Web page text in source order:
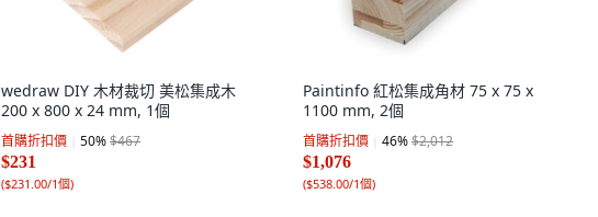
wedraw DIY 木材裁切 美松集成木
200 x 800 x 24 mm, 1個
首購折扣價 50%$467
$231
($231.00/1個)
Paintinfo 紅松集成角材 75 x 75 x
1100 mm, 2個
首購折扣價 46%$2,012
$1,076
($538.00/1個)